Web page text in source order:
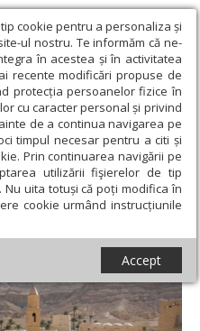
cookie pentru a personaliza și
ul nostru. Te informăm că ne-
în acestea și în activitatea
recente modificări propuse de
protecția persoanelor fizice în
cu caracter personal și privind
de a continua navigarea pe
timpul necesar pentru a citi și
Prin continuarea navigării pe
utilizării fişierelor de tip
uita totuși că poți modifica în
cookie urmând instrucțiunile
Accept
› Theologica ›
cu Dumnezeu